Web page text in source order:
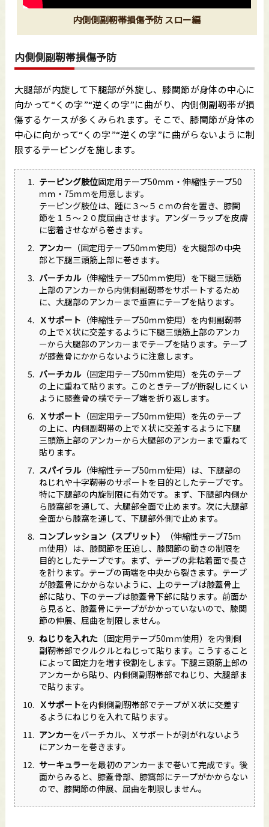
内側側副靭帯損傷予防 スロー編
内側側副靭帯損傷予防
大腿部が内旋して下腿部が外旋し、膝関節が身体の中心に
向かって“くの字”“逆くの字”に曲がり、内側側副靭帯が損
傷するケースが多くみられます。そこで、膝関節が身体の
中心に向かって“くの字”“逆くの字”に曲がらないように制
限するテーピングを施します。
テーピング肢位固定用テープ50ｍｍ・伸縮性テープ50
ｍｍ・75ｍｍを用意します。
テーピング肢位は、踵に３～５ｃｍの台を置き、膝関
節を１５～２０度屈曲させます。アンダーラップを皮膚
に密着させながら巻きます。
アンカー （固定用テープ50ｍｍ使用）を大腿部の中央
部と下腿三頭筋上部に巻きます。
バーチカル（伸縮性テープ50ｍｍ使用）を下腿三頭筋
上部のアンカーから内側側副靭帯をサポートするため
に、大腿部のアンカーまで垂直にテープを貼ります。
Ｘサポート （伸縮性テープ50ｍｍ使用）を内側副靭帯
の上でＸ状に交差するように下腿三頭筋上部のアンカ
ーから大腿部のアンカーまでテープを貼ります。テープ
が膝蓋骨にかからないように注意します。
バーチカル（固定用テープ50ｍｍ使用）を先のテープ
の上に重ねて貼ります。このときテープが断裂しにくい
ように膝蓋骨の横でテープ端を折り返します。
Ｘサポート （固定用テープ50ｍｍ使用）を先のテープ
の上に、内側副靭帯の上でＸ状に交差するように下腿
三頭筋上部のアンカーから大腿部のアンカーまで重ねて
貼ります。
スパイラル（伸縮性テープ50ｍｍ使用）は、下腿部の
ねじれや十字靭帯のサポートを目的としたテープです。
特に下腿部の内旋制限に有効です。まず、下腿部内側か
ら膝窩部を通して、大腿部全面で止めます。次に大腿部
全面から膝窩を通して、下腿部外側で止めます。
コンプレッション（スプリット）
（伸縮性テープ75ｍ
ｍ使用）は、膝関節を圧迫し、膝関節の動きの制限を
目的としたテープです。まず、テープの非粘着面で長さ
を計ります。テープの両端を中央から裂きます。テープ
が膝蓋骨にかからないように、上のテープは膝蓋骨上
部に貼り、下のテープは膝蓋骨下部に貼ります。前面か
ら見ると、膝蓋骨にテープがかかっていないので、膝関
節の伸展、屈曲を制限しません。
ねじりを入れた（固定用テープ50ｍｍ使用）を内側側
副靭帯部でクルクルとねじって貼ります。こうすること
によって固定力を増す役割をします。下腿三頭筋上部の
アンカーから貼り、内側側副靭帯部でねじり、大腿部ま
で貼ります。
Ｘサポートを内側側副靭帯部でテープがＸ状に交差す
るようにねじりを入れて貼ります。
アンカーをバーチカル、Ｘサポートが剥がれないよう
にアンカーを巻きます。
サーキュラーを最初のアンカーまで巻いて完成です。後
面からみると、膝蓋骨部、膝窩部にテープがかからない
ので、膝関節の伸展、屈曲を制限しません。